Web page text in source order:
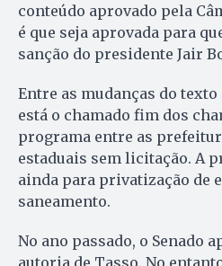
conteúdo aprovado pela
é que seja aprovada para
sanção do presidente Jair
Entre as mudanças do
está o chamado fim dos
programa entre as
estaduais sem licitação. A
ainda para privatização de
saneamento.
No ano passado, o Senado